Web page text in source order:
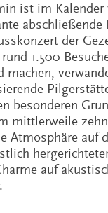
ist im
der
1.500
machen,
besonderen
mittlerweile
Atmosphäre auf
auf